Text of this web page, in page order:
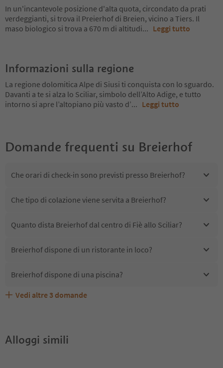
In un'incantevole posizione d'alta quota, circondato da prati
verdeggianti, si trova il Preierhof di Breien, vicino a Tiers. Il
maso biologico si trova a 670 m di altitudi... Leggi tutto
Informazioni sulla regione
La regione dolomitica Alpe di Siusi ti conquista con lo sguardo.
Davanti a te si alza lo Sciliar, simbolo dell’Alto Adige, e tutto
intorno si apre l’altopiano più vasto d’... Leggi tutto
Domande frequenti su Breierhof
Che orari di check-in sono previsti presso Breierhof?
Che tipo di colazione viene servita a Breierhof?
Quanto dista Breierhof dal centro di Fiè allo Sciliar?
Breierhof dispone di un ristorante in loco?
Breierhof dispone di una piscina?
Breierhof accetta animali domestici?
Quali servizi/attività sono disponibili presso Breierhof?
Gli ospiti di Breierhof ricevono l'Alto Adige Guest Pass?
Vedi altre 3 domande
Alloggi simili